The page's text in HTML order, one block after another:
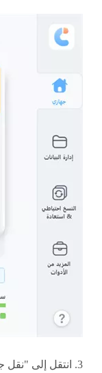
3. انتقل إلى "نقل جهاز الوسائط إلى iTunes".